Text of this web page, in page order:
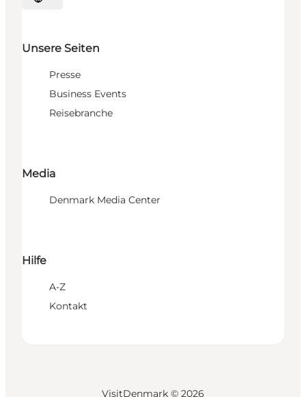
Sprache auswählen
Unsere Seiten
Presse
Business Events
Reisebranche
Media
Denmark Media Center
Hilfe
A-Z
Kontakt
VisitDenmark © 2026